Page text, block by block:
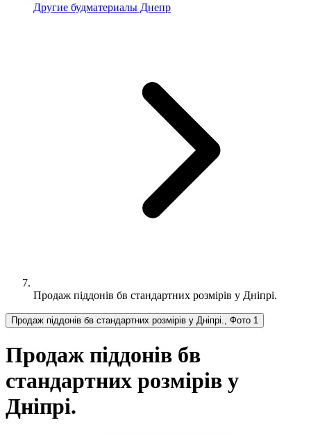
Другие будматериалы Днепр
Продаж піддонів бв стандартних розмірів у Дніпрі.
Продаж піддонів бв стандартних розмірів у Дніпрі., Фото 1
Продаж піддонів бв
стандартних розмірів у
Дніпрі.